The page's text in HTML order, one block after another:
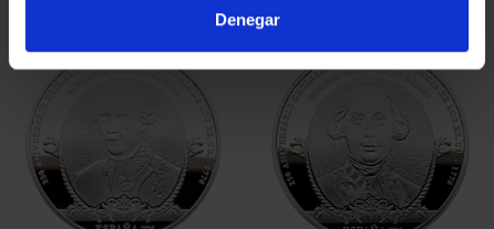
Denegar